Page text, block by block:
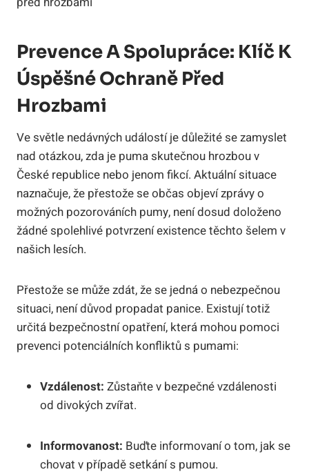
Prevence A Spolupráce: Klíč K
Úspěšné Ochraně Před
Hrozbami
Ve světle nedávných událostí je důležité se zamyslet
nad otázkou, zda je puma skutečnou hrozbou v
České republice nebo jenom fikcí. Aktuální situace
naznačuje, že přestože se občas objeví zprávy o
možných pozorováních pumy, není dosud doloženo
žádné spolehlivé potvrzení existence těchto šelem v
našich lesích.
Přestože se může zdát, že se jedná o nebezpečnou
situaci, není důvod propadat panice. Existují totiž
určitá bezpečnostní opatření, která mohou pomoci
prevenci potenciálních konfliktů s pumami:
Vzdálenost: Zůstaňte v bezpečné vzdálenosti
od divokých zvířat.
Informovanost: Buďte informovaní o tom, jak se
chovat v případě setkání s pumou.